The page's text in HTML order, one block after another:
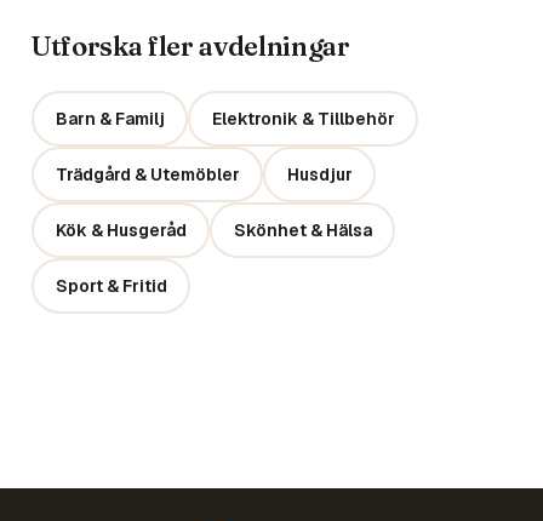
Utforska fler avdelningar
Barn & Familj Elektronik & Tillbehör
Trädgård & Utemöbler Husdjur
Kök & Husgeråd Skönhet & Hälsa
Sport & Fritid